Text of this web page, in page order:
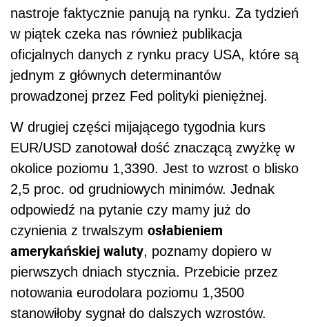
nastroje faktycznie panują na rynku. Za tydzień
w piątek czeka nas również publikacja
oficjalnych danych z rynku pracy USA, które są
jednym z głównych determinantów
prowadzonej przez Fed polityki pieniężnej.
W drugiej części mijającego tygodnia kurs
EUR/USD zanotował dość znaczącą zwyżkę w
okolice poziomu 1,3390. Jest to wzrost o blisko
2,5 proc. od grudniowych minimów. Jednak
odpowiedź na pytanie czy mamy już do
czynienia z trwalszym osłabieniem
amerykańskiej waluty, poznamy dopiero w
pierwszych dniach stycznia. Przebicie przez
notowania eurodolara poziomu 1,3500
stanowiłoby sygnał do dalszych wzrostów.